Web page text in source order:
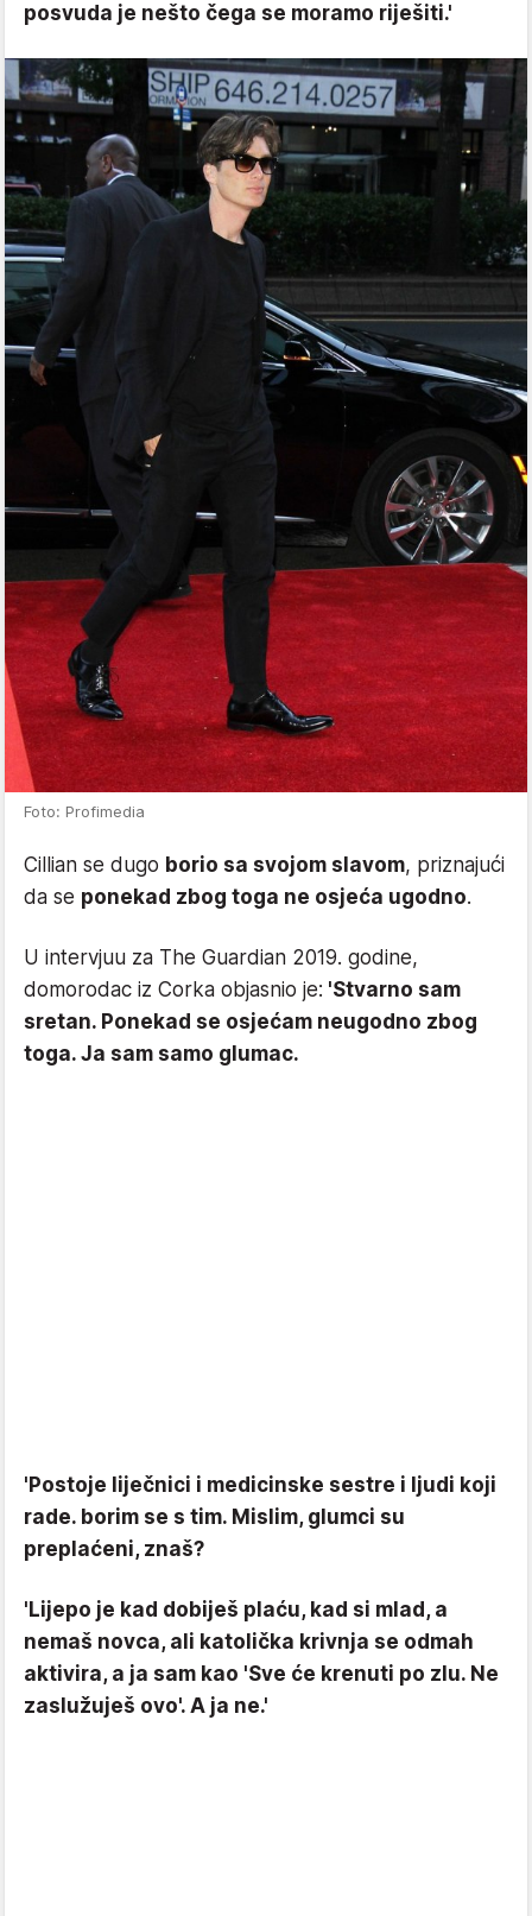
posvuda je nešto čega se moramo riješiti.'
Foto: Profimedia
Cillian se dugo borio sa svojom slavom, priznajući
da se ponekad zbog toga ne osjeća ugodno.
U intervjuu za The Guardian 2019. godine,
domorodac iz Corka objasnio je: 'Stvarno sam
sretan. Ponekad se osjećam neugodno zbog
toga. Ja sam samo glumac.
'Postoje liječnici i medicinske sestre i ljudi koji
rade. borim se s tim. Mislim, glumci su
preplaćeni, znaš?
'Lijepo je kad dobiješ plaću, kad si mlad, a
nemaš novca, ali katolička krivnja se odmah
aktivira, a ja sam kao 'Sve će krenuti po zlu. Ne
zaslužuješ ovo'. A ja ne.'